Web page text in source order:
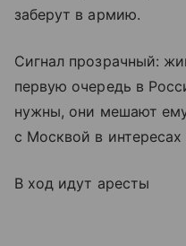
заберут в армию.
Сигнал прозрачный:
первую очередь в
нужны, они мешают
с Москвой в
В ход идут аресты